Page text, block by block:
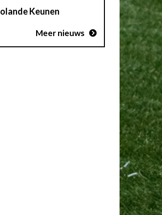
Keunen
Meer nieuws